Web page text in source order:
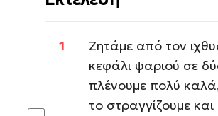
Ζητάμε από τον
κεφάλι ψαριού σε
πλένουμε πολύ
το στραγγίζουμε